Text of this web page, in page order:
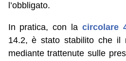
l’obbligato.
In pratica, con la circolare
14.2, è stato stabilito che il
mediante trattenute sulle